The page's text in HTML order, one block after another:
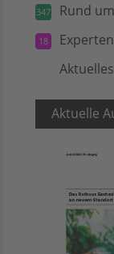
347 Rund
18
Aktuelles
Aktuelle